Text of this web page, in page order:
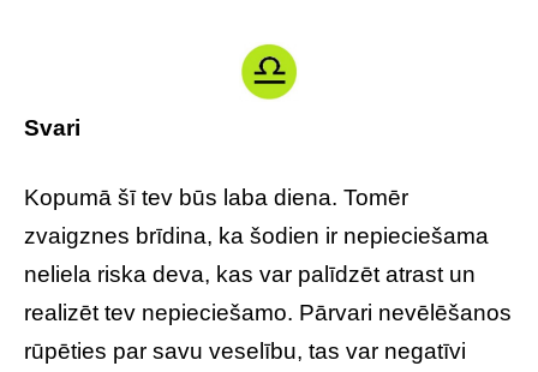
Svari
Kopumā šī tev būs laba diena. Tomēr
zvaigznes brīdina, ka šodien ir nepieciešama
neliela riska deva, kas var palīdzēt atrast un
realizēt tev nepieciešamo. Pārvari nevēlēšanos
rūpēties par savu veselību, tas var negatīvi